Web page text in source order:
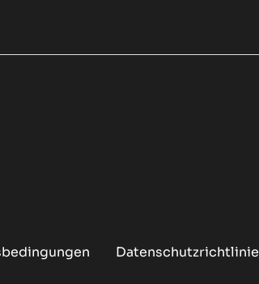
Datenschutzrichtlinie